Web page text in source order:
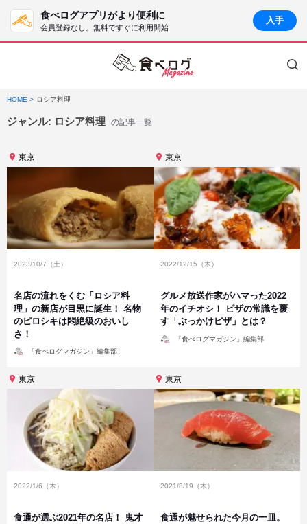
食べログアプリがより便利に
会員登録なし。無料ですぐに利用開始
入手
HOME ロシア料理
ジャンル: ロシア料理 の記事一覧
東京
2023/10/7（土）
名店の流れをくむ「ロシア料
理」の新店が目黒に誕生！ 名物
のピロシキは悶絶級のおいし
さ！
「食べログマガジン」編集部
東京
2022/12/15（木）
グルメ放送作家がハマった2022
年のイチオシ！ ピザの常識を覆
す「ぶっかけピザ」とは？
「食べログマガジン」編集部
東京
2022/1/6（木）
食通が選ぶ2021年の名店！ 鬼才
東京
2021/8/19（木）
食通が魅せられた今月の一皿。